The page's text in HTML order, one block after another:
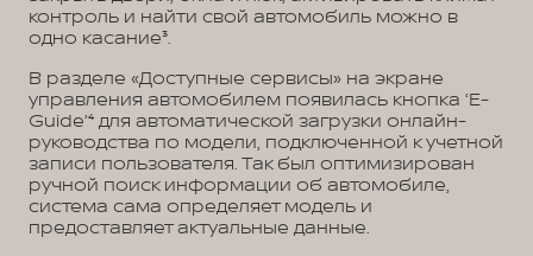
контроль и найти свой автомобиль можно в
одно касание³.
В разделе «Доступные сервисы» на экране
управления автомобилем появилась кнопка ‘E-
Guide’⁴ для автоматической загрузки онлайн-
руководства по модели, подключенной к учетной
записи пользователя. Так был оптимизирован
ручной поиск информации об автомобиле,
система сама определяет модель и
предоставляет актуальные данные.